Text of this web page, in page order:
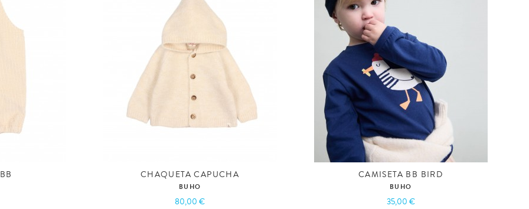
CHAQUETA CAPUCHA
BUHO
80,00 €
CAMISETA BB BIRD
BUHO
35,00 €